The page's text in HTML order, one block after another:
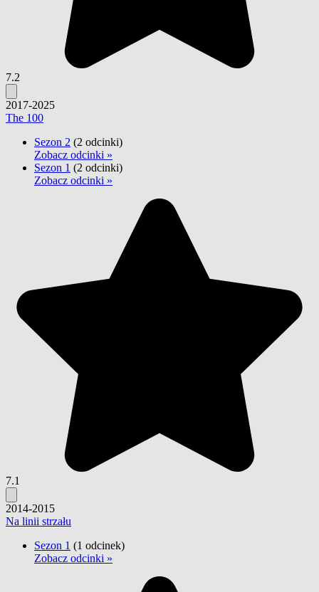
7.2
2017-2025
The 100
Sezon 2 (2 odcinki)
Zobacz odcinki »
Sezon 1 (2 odcinki)
Zobacz odcinki »
7.1
2014-2015
Na linii strzału
Sezon 1 (1 odcinek)
Zobacz odcinki »